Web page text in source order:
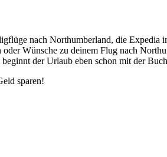
nach Northumberland, die Expedia
Wünsche zu deinem Flug nach
der Urlaub eben schon mit der
sparen!